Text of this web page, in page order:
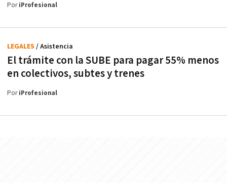
PoriProfesional
El trámite con la SUBE para pagar 55% menos
en colectivos, subtes y trenes
LEGALES / Asistencia
PoriProfesional